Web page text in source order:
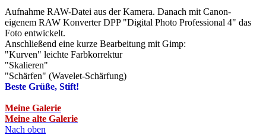
Aufnahme RAW-Datei aus der Kamera. Danach mit Canon-
eigenem RAW Konverter DPP "Digital Photo Professional 4" das
Foto entwickelt.
Anschließend eine kurze Bearbeitung mit Gimp:
"Kurven" leichte Farbkorrektur
"Skalieren"
"Schärfen" (Wavelet-Schärfung)
Beste Grüße, Stift!
Meine Galerie
Meine alte Galerie
Nach oben